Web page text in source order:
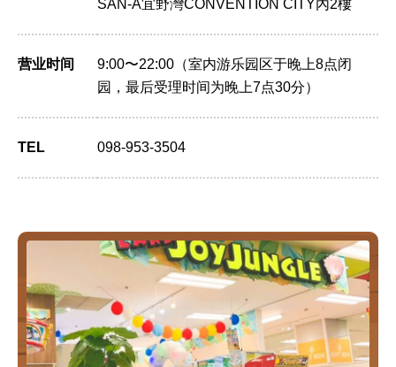
SAN-A宜野灣CONVENTION CITY內2樓
营业时间
9:00〜22:00（室内游乐园区于晚上8点闭
园，最后受理时间为晚上7点30分）
TEL 098-953-3504